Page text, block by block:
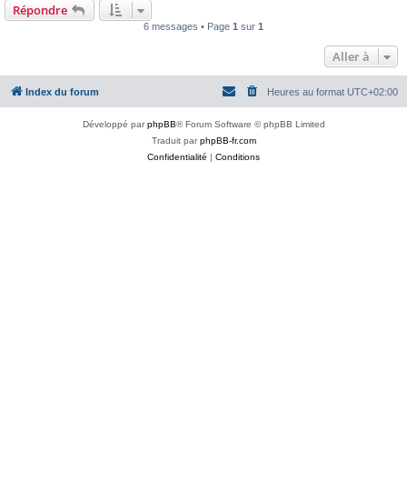
Répondre
6 messages • Page 1 sur 1
Aller à
Index du forum Heures au format UTC+02:00
Développé parphpBB® Forum Software © phpBB Limited
Traduit parphpBB-fr.com
Confidentialité | Conditions